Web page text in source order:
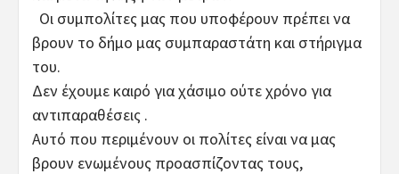
Οι συμπολίτες μας που υποφέρουν πρέπει να
βρουν το δήμο μας συμπαραστάτη και στήριγμα
του.
Δεν έχουμε καιρό για χάσιμο ούτε χρόνο για
αντιπαραθέσεις .
Αυτό που περιμένουν οι πολίτες είναι να μας
βρουν ενωμένους προασπίζοντας τους,